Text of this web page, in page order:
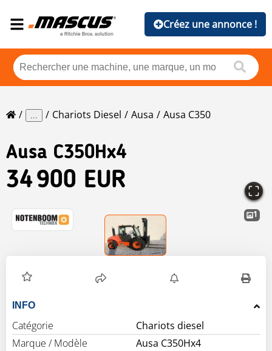
Créez une annonce !
... Chariots Diesel Ausa Ausa C350
Ausa C350Hx4
34 900 EUR
1
INFO
Catégorie
Chariots diesel
Marque / Modèle
Ausa C350Hx4